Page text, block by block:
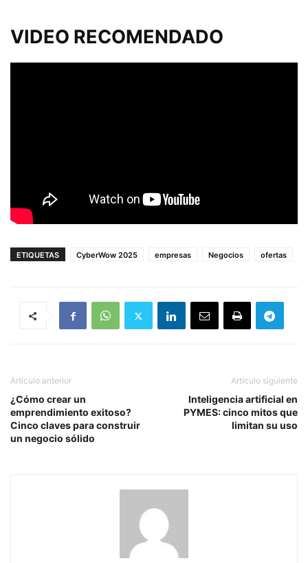
VIDEO RECOMENDADO
ETIQUETAS CyberWow 2025 empresas Negocios ofertas
Artículo anterior
¿Cómo crear un
emprendimiento exitoso?
Cinco claves para construir
un negocio sólido
Artículo siguiente
Inteligencia artificial en
PYMES: cinco mitos que
limitan su uso